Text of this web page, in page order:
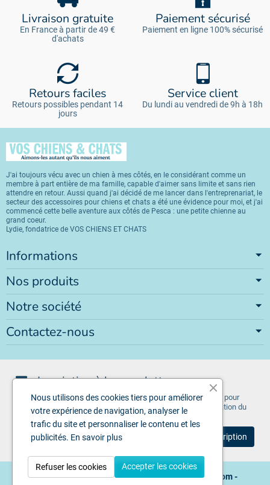
Livraison gratuite
En France à partir de 49 €
d'achats
Paiement sécurisé
Paiement en ligne 100% sécurisé
Retours faciles
Retours possibles pendant 14
jours
Service client
Du lundi au vendredi de 9h à 18h
J'ai toujours vécu avec un chien à mes côtés, en le considérant comme un
membre à part entière de ma famille, capable d'aimer sans limite et sans rien
attendre en retour. Aussi quand j'ai décidé de me lancer dans l'entreprenariat, le
secteur des accessoires pour chiens et chats a été une évidence pour moi, et j'ai
commencé cette belle aventure aux côtés de Pesca : une petite chienne au
grand coeur.
Lydie, fondatrice de VOS CHIENS ET CHATS
Informations
Nos produits
Notre société
Contactez-nous
Inscription à la newsletter
Vous pouvez vous désinscrire à tout moment. Vous trouverez pour
cela nos informations de contact dans les conditions d'utilisation du
Copyright © 2026 - Design byVoschiensetchats.com-
Nous utilisons des cookies tiers pour améliorer
votre expérience de navigation, analyser le
trafic du site et personnaliser le contenu et les
publicités. En savoir plus
Accepter les cookies
Refuser les cookies